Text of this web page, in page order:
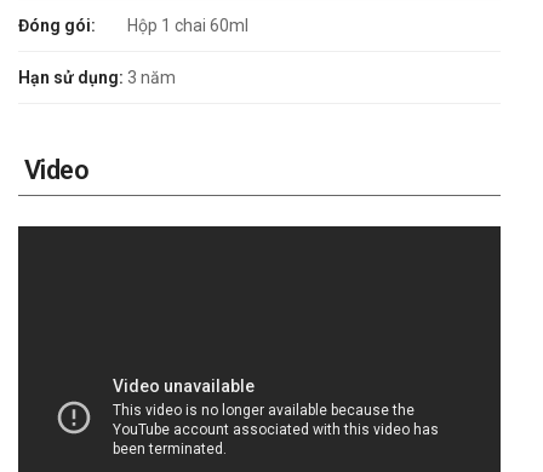
Đóng gói: Hộp 1 chai 60ml
Hạn sử dụng: 3 năm
Video